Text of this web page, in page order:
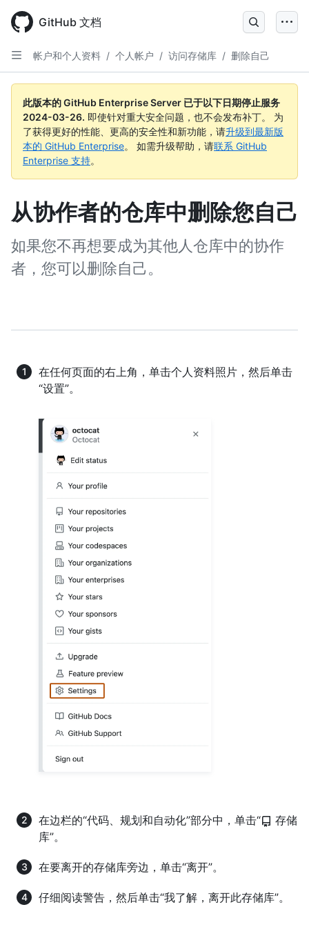
main
content
GitHub 文档
帐户和个人资料 / 个人帐户 / 访问存储库 / 删除自己
此版本的 GitHub Enterprise Server 已于以下日期停止服务
2024-03-26. 即使针对重大安全问题，也不会发布补丁。 为
了获得更好的性能、更高的安全性和新功能，请升级到最新版
本的 GitHub Enterprise。 如需升级帮助，请联系 GitHub
Enterprise 支持。
从协作者的仓库中删除您自己
如果您不再想要成为其他人仓库中的协作
者，您可以删除自己。
在任何页面的右上角，单击个人资料照片，然后单击
“设置”。
在边栏的“代码、规划和自动化”部分中，单击“
存储
库”。
在要离开的存储库旁边，单击“离开”。
仔细阅读警告，然后单击“我了解，离开此存储库”。